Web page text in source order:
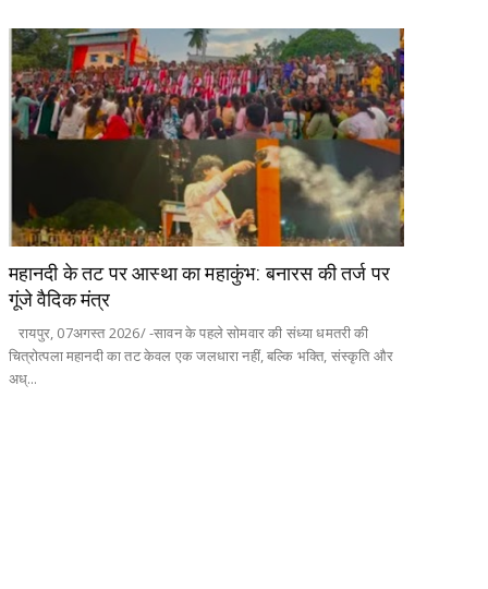
महानदी के तट पर आस्था का महाकुंभ: बनारस की तर्ज पर
गूंजे वैदिक मंत्र
​ रायपुर, 07अगस्त 2026/ -सावन के पहले सोमवार की संध्या धमतरी की
चित्रोत्पला महानदी का तट केवल एक जलधारा नहीं, बल्कि भक्ति, संस्कृति और
अध्...